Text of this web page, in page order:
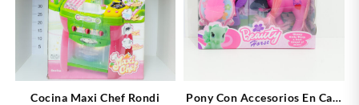
Cocina Maxi Chef Rondi
Pony Con Accesorios En Caja